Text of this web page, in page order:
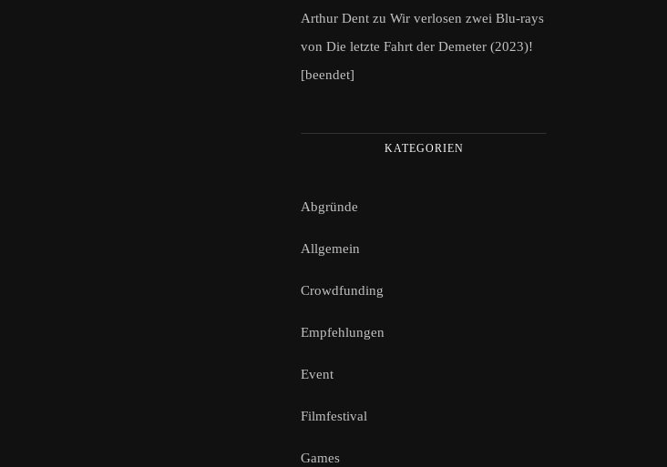
Arthur Dent zu Wir verlosen zwei Blu-rays
von Die letzte Fahrt der Demeter (2023)!
[beendet]
KATEGORIEN
Abgründe
Allgemein
Crowdfunding
Empfehlungen
Event
Filmfestival
Games